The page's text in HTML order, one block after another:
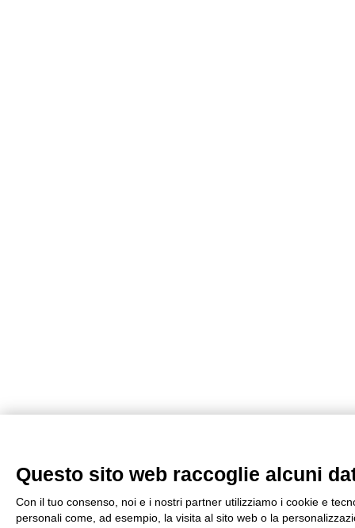
Questo sito web raccoglie alcuni
Con il tuo consenso, noi e i nostri partner utilizziamo i cookie e
personali come, ad esempio, la visita al sito web o la